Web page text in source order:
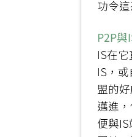
功令
P2P與
IS在
IS，
盟的
邁進
便與